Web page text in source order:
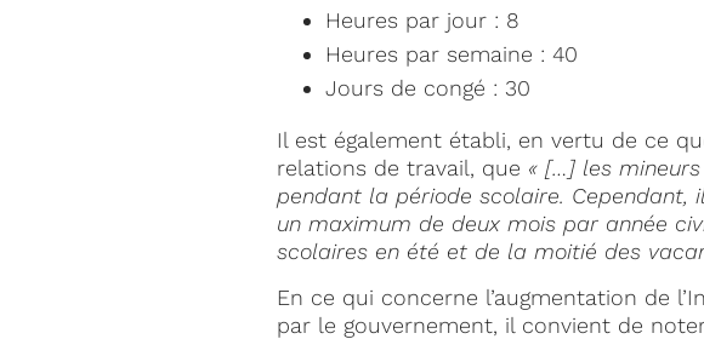
Heures par jour : 8
Heures par semaine : 40
Jours de congé : 30
Il est également établi, en vertu de ce
relations de travail, que « […] les
pendant la période scolaire.
un maximum de deux mois par année
scolaires en été et de la moitié des
En ce qui concerne l’augmentation de
par le gouvernement, il convient de